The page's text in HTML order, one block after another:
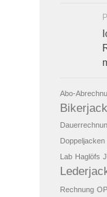
Abo-
Doppeljacken
Lab Haglöfs
Rechnung